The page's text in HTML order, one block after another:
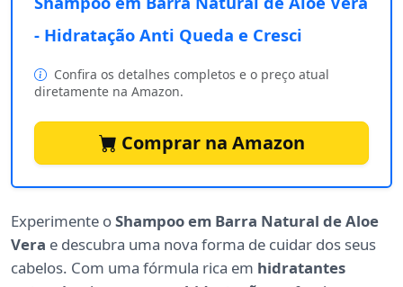
- Hidratação Anti Queda e Cresci
Confira os detalhes completos e o preço atual
diretamente na Amazon.
Comprar na Amazon
Experimente oShampoo em Barra Natural de Aloe
Vera e descubra uma nova forma de cuidar dos seus
cabelos. Com uma fórmula rica em hidratantes